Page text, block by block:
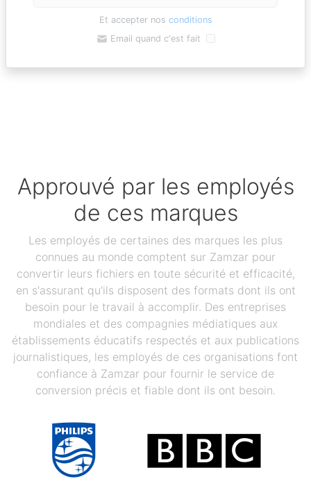
Et accepter nos conditions
Email quand c'est fait
Approuvé par les employés
de ces marques
Les employés de certaines des marques les plus
connues au monde comptent sur Zamzar pour
convertir leurs fichiers en toute sécurité et efficacité,
en s'assurant qu'ils disposent des formats dont ils ont
besoin pour le travail à accomplir. Des entreprises
mondiales et des compagnies médiatiques aux
établissements éducatifs respectés et aux publications
journalistiques, les employés de ces organisations font
confiance à Zamzar pour fournir le service de
conversion précis et fiable dont ils ont besoin.